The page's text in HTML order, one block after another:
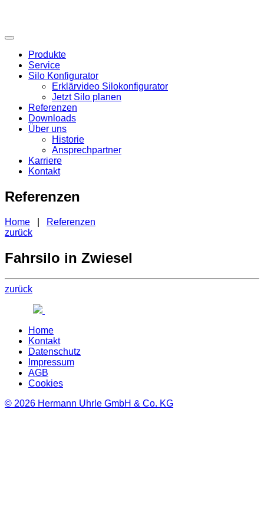
Produkte
Service
Silo Konfigurator
Erklärvideo Silokonfigurator
Jetzt Silo planen
Referenzen
Downloads
Über uns
Historie
Ansprechpartner
Karriere
Kontakt
Referenzen
Home
Referenzen
zurück
Fahrsilo in Zwiesel
zurück
Home
Kontakt
Datenschutz
Impressum
AGB
Cookies
© 2026 Hermann Uhrle GmbH & Co. KG